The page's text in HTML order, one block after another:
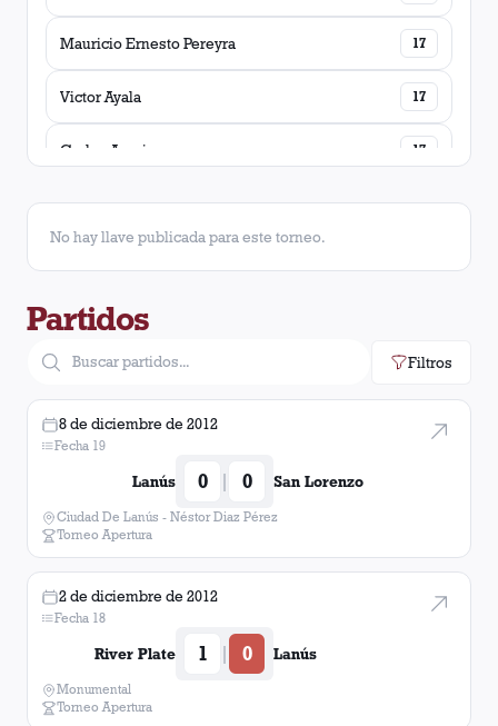
Mauricio Ernesto Pereyra 17
Victor Ayala 17
Carlos Araujo 17
Maximiliano Velázquez 17
Matías Fritzler
Mario Regueiro 15
Oswaldo Vizcarrondo
Oscar Junior Benítez
Diego González 9
Bruno Vides
No hay llave publicada para este torneo.
Partidos
Filtros
8 de diciembre de 2012
Fecha 19
Lanús 0 | 0 San Lorenzo
Ciudad De Lanús - Néstor Diaz Pérez
Torneo Apertura
2 de diciembre de 2012
Fecha 18
River Plate 1 | 0 Lanús
Monumental
Torneo Apertura